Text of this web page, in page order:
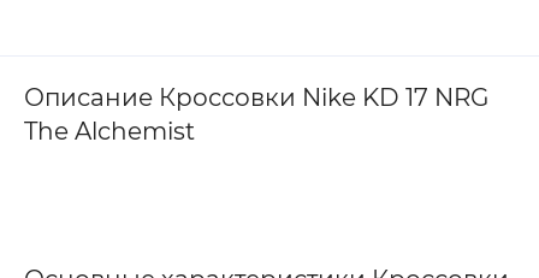
Описание Кроссовки Nike KD 17 NRG
The Alchemist